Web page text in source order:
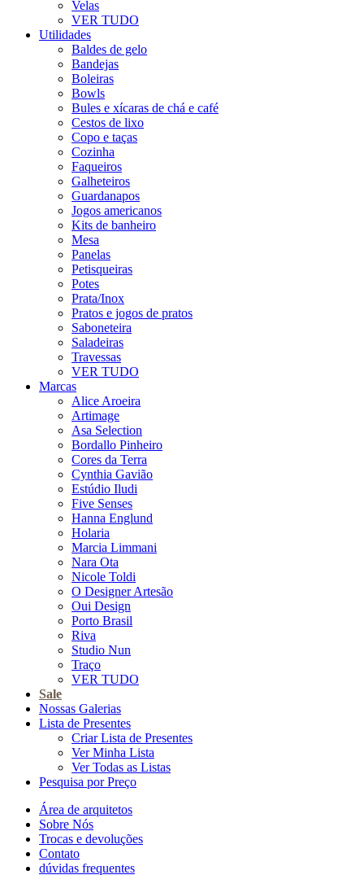
Velas
VER TUDO
Utilidades
Baldes de gelo
Bandejas
Boleiras
Bowls
Bules e xícaras de chá e café
Cestos de lixo
Copo e taças
Cozinha
Faqueiros
Galheteiros
Guardanapos
Jogos americanos
Kits de banheiro
Mesa
Panelas
Petisqueiras
Potes
Prata/Inox
Pratos e jogos de pratos
Saboneteira
Saladeiras
Travessas
VER TUDO
Marcas
Alice Aroeira
Artimage
Asa Selection
Bordallo Pinheiro
Cores da Terra
Cynthia Gavião
Estúdio Iludi
Five Senses
Hanna Englund
Holaria
Marcia Limmani
Nara Ota
Nicole Toldi
O Designer Artesão
Oui Design
Porto Brasil
Riva
Studio Nun
Traço
VER TUDO
Sale
Nossas Galerias
Lista de Presentes
Criar Lista de Presentes
Ver Minha Lista
Ver Todas as Listas
Pesquisa por Preço
Área de arquitetos
Sobre Nós
Trocas e devoluções
Contato
dúvidas frequentes